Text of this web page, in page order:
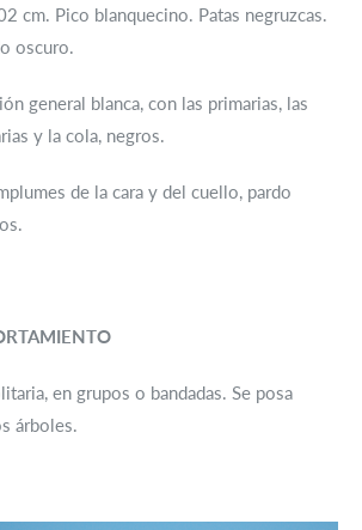
cm. Pico blanquecino. Patas negruzcas.
oscuro.
general blanca, con las primarias, las
y la cola, negros.
de la cara y del cuello, pardo
en grupos o bandadas. Se posa
árboles.